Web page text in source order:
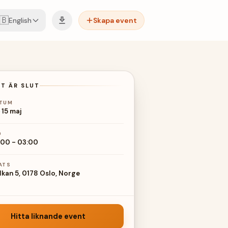
English Skapa event
ÄR SLUT
maj
- 03:00
5, 0178 Oslo, Norge
Hitta liknande event